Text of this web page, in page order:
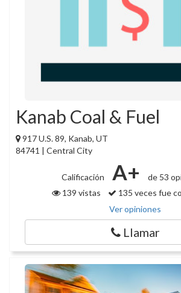
Kanab Coal & Fuel
917 U.S. 89, Kanab, UT
84741 | Central City
Calificación A+
de 53
139 vistas
135 veces fue
Ver opiniones
Llamar